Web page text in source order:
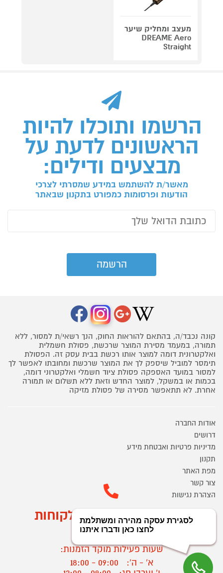
מעצב ומחליק שיער
DREAME Aero
Straight
הרשמו ותוכלו להיות
הראשונים לדעת על
מבצעים ודילים:
מאשר/ת להשתמש במידע שמסרתי לצרכי
הודעות ופרסומות כמפורט בתקנון שבאתר
קונה נכבד/ה, בהתאם להוראות החוק, הנך רשאי/ת למסור, ללא
תמורה, במעמד מסירת המוצר שרכשת, פסולת חשמלית
ואלקטרונית דומה למוצר אותו רכשת בבית עסק זה. הפסולת
תימסר למוביל שיספק לך את המוצר שרכשת ומחובתו לאפשר לך
למסור במועד האספקה פסולת ציוד חשמלי ואלקטרוני דומה,
בכמות או במשקל, למוצר החדש וזאת ללא תשלום או תמורה
אחרת. לא תתאפשר מסירה של פסולת מזיקה
אודות החברה
דרושים
מדיניות פרטיות ואבטחת מידע
תקנון
מפת האתר
צור קשר
הצהרת נגישות
מוקד הזמנות ושירות לקוחות
03-9545370
שעות פעילות מוקד הזמנות:
א' - ה':
09:00 - 18:00